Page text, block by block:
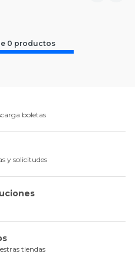
0 productos
boletas
y solicitudes
tiendas